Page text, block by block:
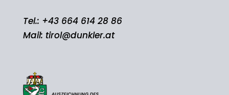
Tel.: +43 664 614 28 86
Mail: tirol@dunkler.at